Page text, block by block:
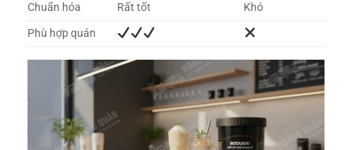
Chuẩn hóa
Rất tốt
Khó
Phù hợp quán